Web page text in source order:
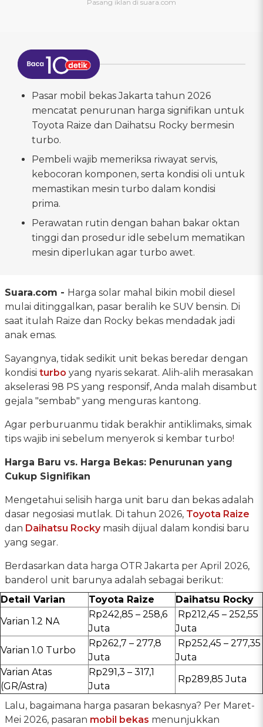
Pasar mobil bekas Jakarta tahun 2026
mencatat penurunan harga signifikan untuk
Toyota Raize dan Daihatsu Rocky bermesin
turbo.
Pembeli wajib memeriksa riwayat servis,
kebocoran komponen, serta kondisi oli untuk
memastikan mesin turbo dalam kondisi
prima.
Perawatan rutin dengan bahan bakar oktan
tinggi dan prosedur idle sebelum mematikan
mesin diperlukan agar turbo awet.
Suara.com - Harga solar mahal bikin mobil diesel
mulai ditinggalkan, pasar beralih ke SUV bensin. Di
saat itulah Raize dan Rocky bekas mendadak jadi
anak emas.
Sayangnya, tidak sedikit unit bekas beredar dengan
kondisi turbo yang nyaris sekarat. Alih-alih merasakan
akselerasi 98 PS yang responsif, Anda malah disambut
gejala "sembab" yang menguras kantong.
Agar perburuanmu tidak berakhir antiklimaks, simak
tips wajib ini sebelum menyerok si kembar turbo!
Harga Baru vs. Harga Bekas: Penurunan yang
Cukup Signifikan
Mengetahui selisih harga unit baru dan bekas adalah
dasar negosiasi mutlak. Di tahun 2026, Toyota Raize
dan Daihatsu Rockymasih dijual dalam kondisi baru
yang segar.
Berdasarkan data harga OTR Jakarta per April 2026,
banderol unit barunya adalah sebagai berikut:
Detail Varian
Toyota Raize
Daihatsu Rocky
Varian 1.2 NA
Rp242,85 – 258,6
Juta
Rp212,45 – 252,55
Juta
Varian 1.0 Turbo
Rp262,7 – 277,8
Juta
Rp252,45 – 277,35
Juta
Varian Atas
(GR/Astra)
Rp291,3 – 317,1
Juta
Rp289,85 Juta
Lalu, bagaimana harga pasaran bekasnya? Per Maret-
Mei 2026, pasaran mobil bekas menunjukkan